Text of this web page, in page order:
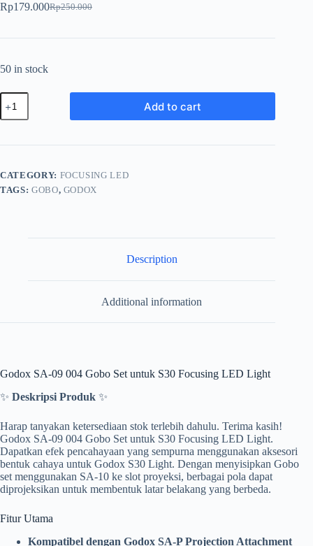
Rp250.000
Original
was:
Rp179.000Current
is:
50 in stock
Godox
SA-
09-
Gobo
Add to cart
CATEGORY: FOCUSING LED
TAGS: GOBO, GODOX
Description
Additional information
Godox SA-09 004 Gobo Set untuk S30 Focusing LED Light
✨ Deskripsi Produk ✨
Harap tanyakan ketersediaan stok terlebih dahulu. Terima kasih!
Godox SA-09 004 Gobo Set untuk S30 Focusing LED Light.
Dapatkan efek pencahayaan yang sempurna menggunakan aksesori
bentuk cahaya untuk Godox S30 Light. Dengan menyisipkan Gobo
set menggunakan SA-10 ke slot proyeksi, berbagai pola dapat
diprojeksikan untuk membentuk latar belakang yang berbeda.
Fitur Utama
Kompatibel dengan Godox SA-P Projection Attachment